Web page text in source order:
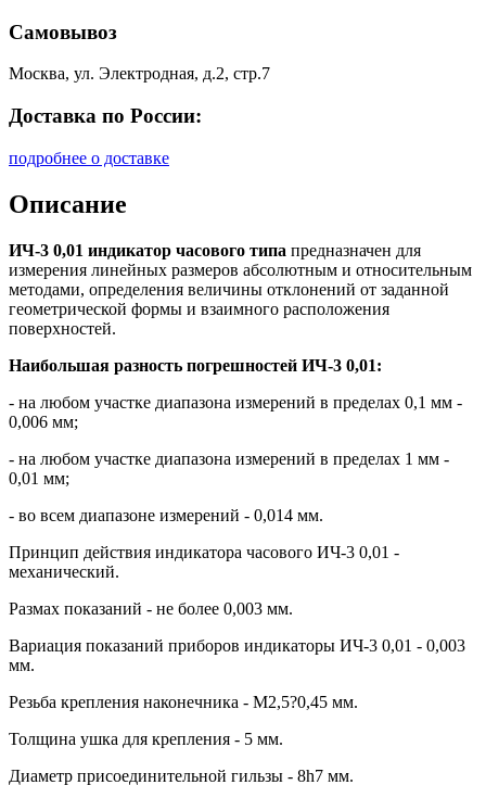
Самовывоз
Москва, ул. Электродная, д.2, стр.7
Доставка по России:
подробнее о доставке
Описание
ИЧ-3 0,01 индикатор часового типа предназначен для
измерения линейных размеров абсолютным и относительным
методами, определения величины отклонений от заданной
геометрической формы и взаимного расположения
поверхностей.
Наибольшая разность погрешностей ИЧ-3 0,01:
- на любом участке диапазона измерений в пределах 0,1 мм -
0,006 мм;
- на любом участке диапазона измерений в пределах 1 мм -
0,01 мм;
- во всем диапазоне измерений - 0,014 мм.
Принцип действия индикатора часового ИЧ-3 0,01 -
механический.
Размах показаний - не более 0,003 мм.
Вариация показаний приборов индикаторы ИЧ-3 0,01 - 0,003
мм.
Резьба крепления наконечника - М2,5?0,45 мм.
Толщина ушка для крепления - 5 мм.
Диаметр присоединительной гильзы - 8h7 мм.